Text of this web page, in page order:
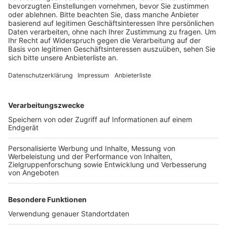
Anzeige
Perfekt, um einen Rundgang durch die Bau-Epochen zu
machern, heißt es vom Kölner Zoo. Viele Gebäude, wie
stehen unter Denkmalschutz. Das gilt auch für
ehemalige Affenhaus. Es erinnert in seiner Form an
eine russisch-orthodoxe Kirche. Oder der Pavianfelsen.
Er wurde 1914 nach den Prinzipen von Carl Hagenbeck
so gebaut, dass sich die Tiere frei bewegen können.
Anzeige